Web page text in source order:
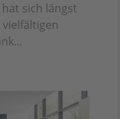
sich längst